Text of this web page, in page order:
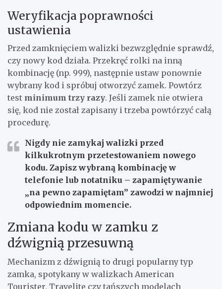
Weryfikacja poprawności
ustawienia
Przed zamknięciem walizki bezwzględnie sprawdź,
czy nowy kod działa. Przekręć rolki na inną
kombinację (np. 999), następnie ustaw ponownie
wybrany kod i spróbuj otworzyć zamek. Powtórz
test minimum trzy razy. Jeśli zamek nie otwiera
się, kod nie został zapisany i trzeba powtórzyć całą
procedurę.
Nigdy nie zamykaj walizki przed
kilkukrotnym przetestowaniem nowego
kodu. Zapisz wybraną kombinację w
telefonie lub notatniku – zapamiętywanie
„na pewno zapamiętam” zawodzi w najmniej
odpowiednim momencie.
Zmiana kodu w zamku z
dźwignią przesuwną
Mechanizm z dźwignią to drugi popularny typ
zamka, spotykany w walizkach American
Tourister, Travelite czy tańszych modelach